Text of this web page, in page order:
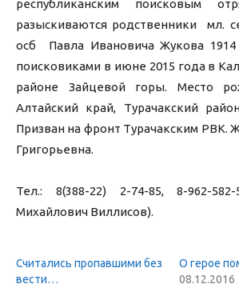
республиканским поисковым
разыскиваются родственники мл.
осб Павла Ивановича Жукова 1914
поисковиками в июне 2015 года в
районе Зайцевой горы. Место
Алтайский край, Турачакский
Призван на фронт Турачакским РВК.
Григорьевна.
Тел.: 8(388-22) 2-74-85, 8-962-
Михайлович Виллисов).
Считались пропавшими без
вести…
О герое
08.12.2016